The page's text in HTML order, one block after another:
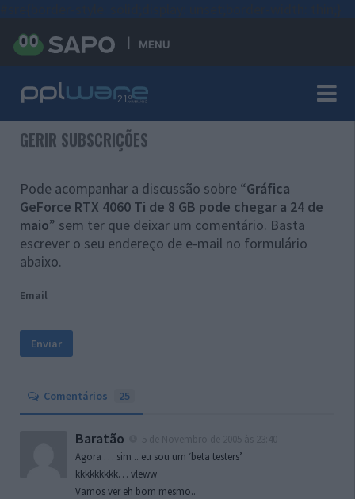
MENU
GERIR SUBSCRIÇÕES
Pode acompanhar a discussão sobre “Gráfica
GeForce RTX 4060 Ti de 8 GB pode chegar a 24 de
maio” sem ter que deixar um comentário. Basta
escrever o seu endereço de e-mail no formulário
abaixo.
Email
Comentários 25
Baratão
Agora … sim .. eu sou um ‘beta testers’
kkkkkkkkk… vleww
Vamos ver eh bom mesmo..